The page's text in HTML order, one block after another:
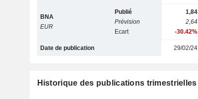
BNA
EUR
Publié
Prévision
Ecart
1,84
2,64
-30.42%
Date de publication 29/02/24
Historique des publications trimestrielles